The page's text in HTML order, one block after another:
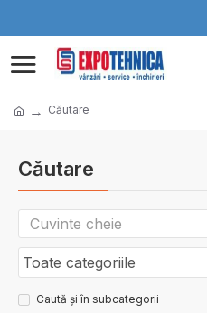
Căutare
Căutare
Caută și în subcategorii